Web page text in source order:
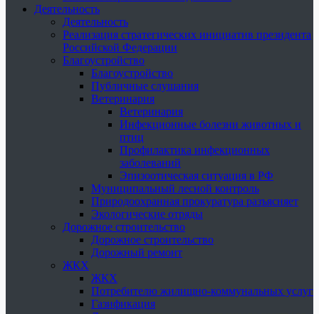
Деятельность
Деятельность
Реализация стратегических инициатив президента
Российской Федерации
Благоустройство
Благоустройство
Публичные слушания
Ветеринария
Ветеринария
Инфекционные болезни животных и
птиц
Профилактика инфекционных
заболеваний
Эпизоотическая ситуация в РФ
Муниципальный лесной контроль
Природоохранная прокуратура разъясняет
Экологические отряды
Дорожное строительство
Дорожное строительство
Дорожный ремонт
ЖКХ
ЖКХ
Потребителю жилищно-коммунальных услуг
Газификация